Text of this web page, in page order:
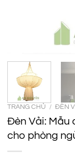
TRANG CHỦ / ĐÈN
Đèn Vải: Mẫu
cho phòng